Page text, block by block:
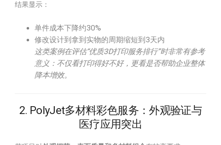
结果显示：
单件成本下降约30%
修改设计到拿到实物的周期缩短到3天内
这类案例在评估“优质3D打印服务排行”时非常有参考
意义：不仅看打印得好不好，更看是否帮助企业整体
降本增效。
2. PolyJet多材料彩色服务：外观验证与
医疗应用突出